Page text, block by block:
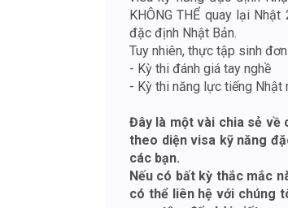
KHÔNG THỂ quay lại
đặc định Nhật Bản.
Tuy nhiên, thực tập sinh
- Kỳ thi đánh giá tay nghề
- Kỳ thi năng lực tiếng Nhật
Đây là một vài chia sẻ về
theo diện visa kỹ năng
các bạn.
Nếu có bất kỳ thắc mắc
có thể liên hệ với chúng